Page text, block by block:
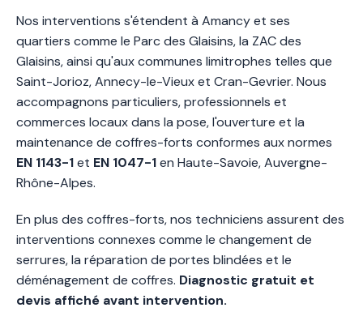
Nos interventions s'étendent à Amancy et ses
quartiers comme le Parc des Glaisins, la ZAC des
Glaisins, ainsi qu'aux communes limitrophes telles que
Saint-Jorioz, Annecy-le-Vieux et Cran-Gevrier. Nous
accompagnons particuliers, professionnels et
commerces locaux dans la pose, l'ouverture et la
maintenance de coffres-forts conformes aux normes
EN 1143-1et EN 1047-1en Haute-Savoie, Auvergne-
Rhône-Alpes.
En plus des coffres-forts, nos techniciens assurent des
interventions connexes comme le changement de
serrures, la réparation de portes blindées et le
déménagement de coffres. Diagnostic gratuit et
devis affiché avant intervention.